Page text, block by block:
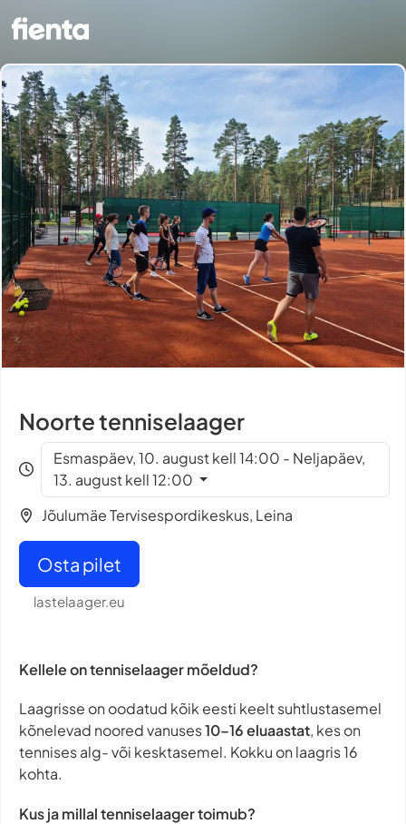
Noorte tenniselaager
Esmaspäev, 10. august kell 14:00 - Neljapäev,
13. august kell 12:00
Jõulumäe Tervisespordikeskus, Leina
Osta pilet
lastelaager.eu
Kellele on tenniselaager mõeldud?
Laagrisse on oodatud kõik eesti keelt suhtlustasemel
kõnelevad noored vanuses10–16 eluaastat, kes on
tennises alg- või kesktasemel. Kokku on laagris 16
kohta.
Kus ja millal tenniselaager toimub?